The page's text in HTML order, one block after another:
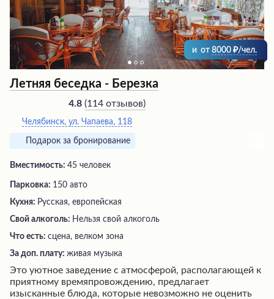
атмосферу единения с природой, особенно зимой,
когда открытые бассейны контрастируют с
заснеженным пейзажем.
и от 8000 /чел.
Летняя беседка - Березка
4.8 (114 отзывов)
Челябинск, ул. Чапаева, 118
Подарок за бронирование
Вместимость: 45 человек
Парковка: 150 авто
Кухня: Русская, европейская
Свой алкоголь: Нельзя свой алкоголь
Что есть: сцена, велком зона
За доп. плату: живая музыка
Это уютное заведение с атмосферой, располагающей к
приятному времяпровождению, предлагает
изысканные блюда, которые невозможно не оценить